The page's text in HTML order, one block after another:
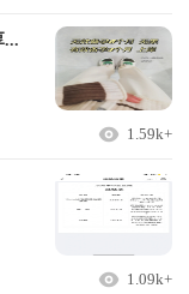
...
1.59k+
1.09k+